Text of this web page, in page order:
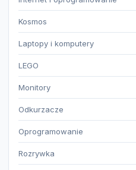
Kosmos
Laptopy i komputery
LEGO
Monitory
Odkurzacze
Oprogramowanie
Rozrywka